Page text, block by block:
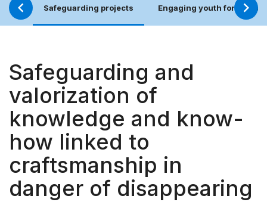
Safeguarding projects Engaging youth for an
Safeguarding and
valorization of
knowledge and know-
how linked to
craftsmanship in
danger of disappearing